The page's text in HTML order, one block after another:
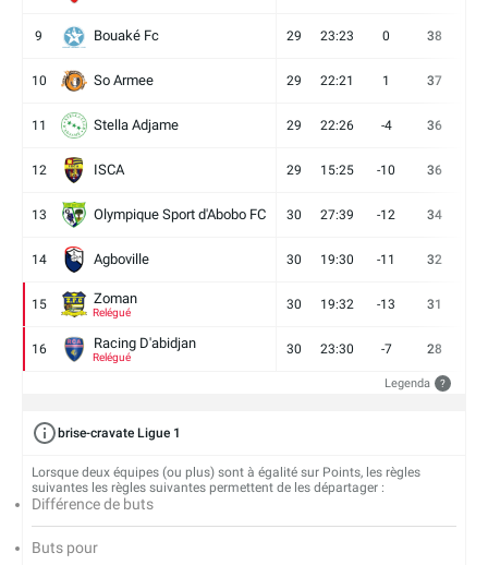
9 Bouaké Fc 29 23:23 0 38
10 So Armee 29 22:21 1 37
11 Stella Adjame 29 22:26 -4 36
12 ISCA 29 15:25 -10 36
13 Olympique Sport d'Abobo FC 30 27:39 -12 34
14 Agboville 30 19:30 -11 32
15 Zoman
Relégué
30 19:32 -13 31
16 Racing D'abidjan
Relégué
30 23:30 -7 28
Legenda ?
brise-cravate Ligue 1
Lorsque deux équipes (ou plus) sont à égalité sur Points, les règles
suivantes les règles suivantes permettent de les départager :
Différence de buts
Buts pour